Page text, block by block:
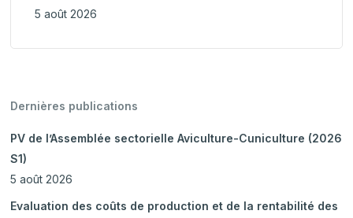
5 août 2026
Dernières publications
PV de l’Assemblée sectorielle Aviculture-Cuniculture (2026
S1)
5 août 2026
Evaluation des coûts de production et de la rentabilité des